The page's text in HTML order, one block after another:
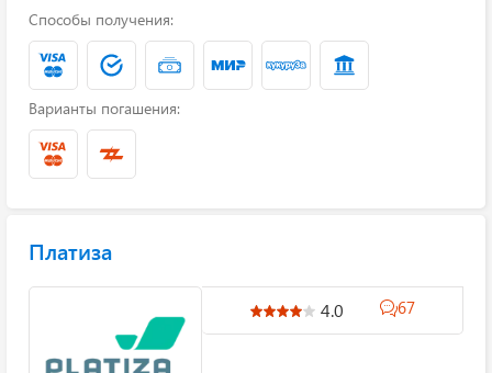
Способы получения:
Варианты погашения:
Платиза
4.0 67